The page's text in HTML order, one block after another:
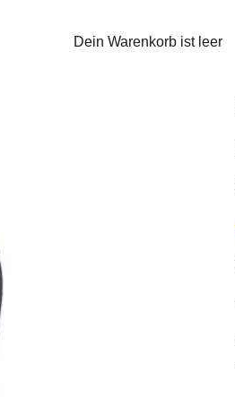
Dein Warenkorb ist leer